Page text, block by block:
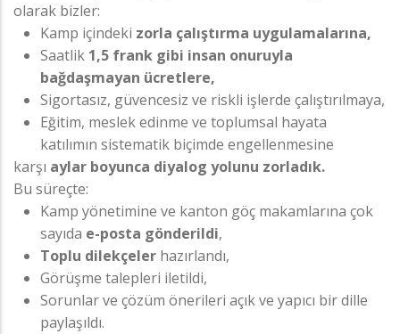
olarak bizler:
Kamp içindeki zorla çalıştırma uygulamalarına,
Saatlik 1,5 frank gibi insan onuruyla
bağdaşmayan ücretlere,
Sigortasız, güvencesiz ve riskli işlerde çalıştırılmaya,
Eğitim, meslek edinme ve toplumsal hayata
katılımın sistematik biçimde engellenmesine
karşı aylar boyunca diyalog yolunu zorladık.
Bu süreçte:
Kamp yönetimine ve kanton göç makamlarına çok
sayıda e-posta gönderildi,
Toplu dilekçeler hazırlandı,
Görüşme talepleri iletildi,
Sorunlar ve çözüm önerileri açık ve yapıcı bir dille
paylaşıldı.